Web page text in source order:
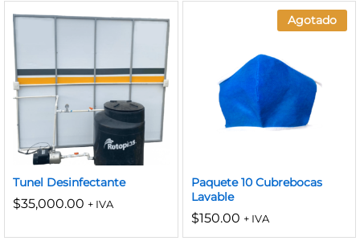
Tunel Desinfectante
$35,000.00 + IVA
Agotado
Paquete 10 Cubrebocas
Lavable
$150.00 + IVA